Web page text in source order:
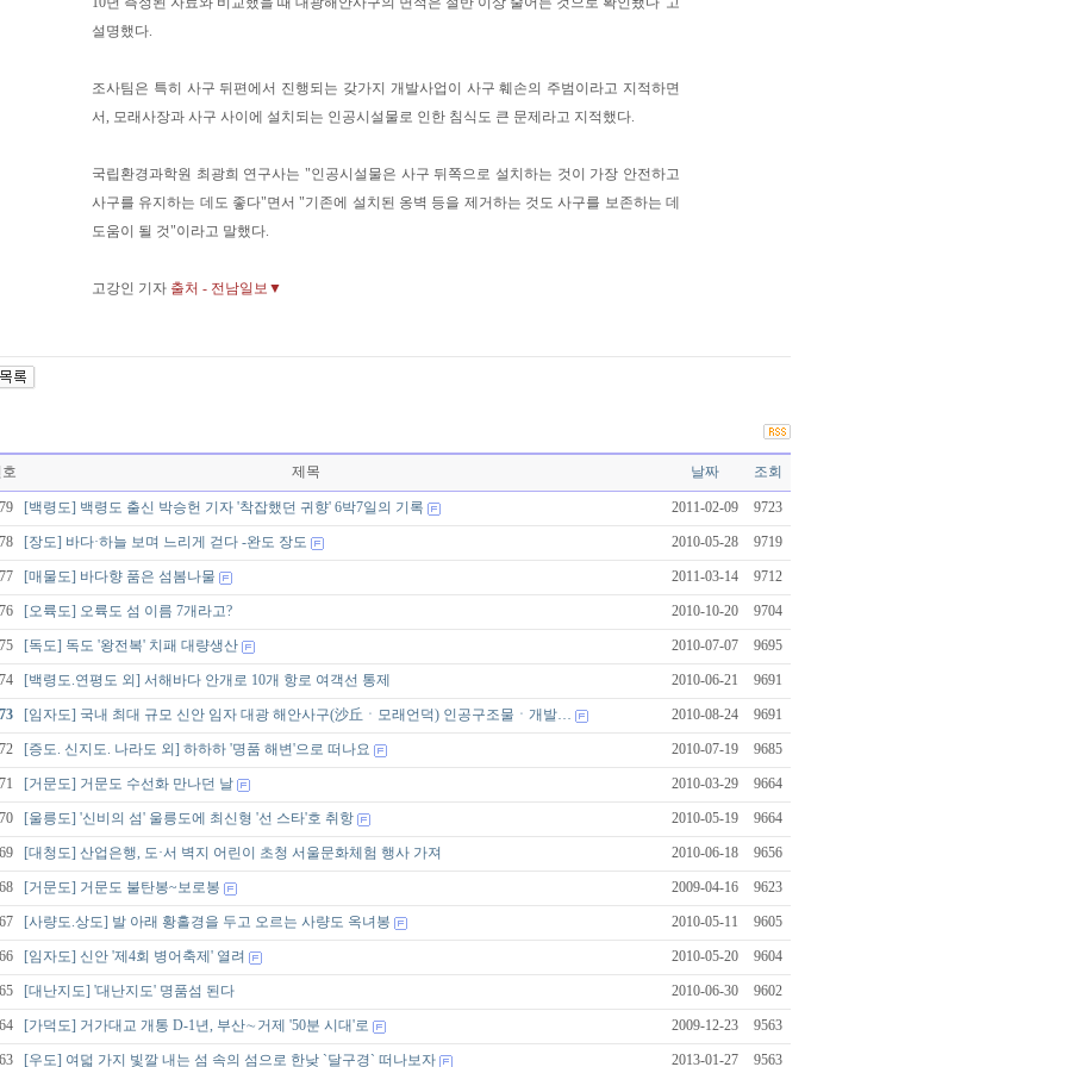
설명했다.
조사팀은 특히 사구 뒤편에서 진행되는 갖가지 개발사업이 사구 훼손의 주범이라고 지적하면
서, 모래사장과 사구 사이에 설치되는 인공시설물로 인한 침식도 큰 문제라고 지적했다.
국립환경과학원 최광희 연구사는 "인공시설물은 사구 뒤쪽으로 설치하는 것이 가장 안전하고
사구를 유지하는 데도 좋다"면서 "기존에 설치된 옹벽 등을 제거하는 것도 사구를 보존하는 데
도움이 될 것"이라고 말했다.
고강인 기자 출처 - 전남일보▼
제목 날짜 조회
[백령도] 백령도 출신 박승헌 기자 '착잡했던 귀향' 6박7일의 기록 2011-02-09 9723
[장도] 바다·하늘 보며 느리게 걷다 -완도 장도 2010-05-28 9719
[매물도] 바다향 품은 섬봄나물 2011-03-14 9712
[오륙도] 오륙도 섬 이름 7개라고? 2010-10-20 9704
[독도] 독도 '왕전복' 치패 대량생산 2010-07-07 9695
[백령도.연평도 외] 서해바다 안개로 10개 항로 여객선 통제 2010-06-21 9691
[임자도] 국내 최대 규모 신안 임자 대광 해안사구(沙丘ㆍ모래언덕) 인공구조물ㆍ개발… 2010-08-24 9691
[증도. 신지도. 나라도 외] 하하하 '명품 해변'으로 떠나요 2010-07-19 9685
[거문도] 거문도 수선화 만나던 날 2010-03-29 9664
[울릉도] '신비의 섬' 울릉도에 최신형 '선 스타'호 취항 2010-05-19 9664
[대청도] 산업은행, 도·서 벽지 어린이 초청 서울문화체험 행사 가져 2010-06-18 9656
[거문도] 거문도 불탄봉~보로봉 2009-04-16 9623
[사량도.상도] 발 아래 황홀경을 두고 오르는 사량도 옥녀봉 2010-05-11 9605
[임자도] 신안 '제4회 병어축제' 열려 2010-05-20 9604
[대난지도] '대난지도' 명품섬 된다 2010-06-30 9602
[가덕도] 거가대교 개통 D-1년, 부산∼거제 '50분 시대'로 2009-12-23 9563
[우도] 여덟 가지 빛깔 내는 섬 속의 섬으로 한낮 `달구경` 떠나보자 2013-01-27 9563